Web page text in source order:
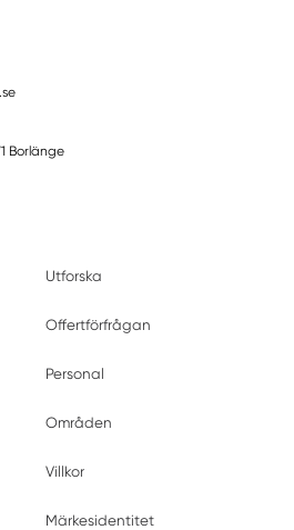
Borlänge
Utforska
Offertförfrågan
Personal
Områden
Villkor
Märkesidentitet